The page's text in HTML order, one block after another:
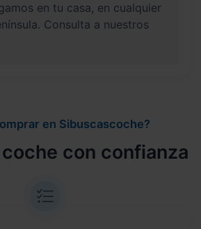
en tu casa, en cualquier
Consulta a nuestros
en Sibuscascoche?
con confianza